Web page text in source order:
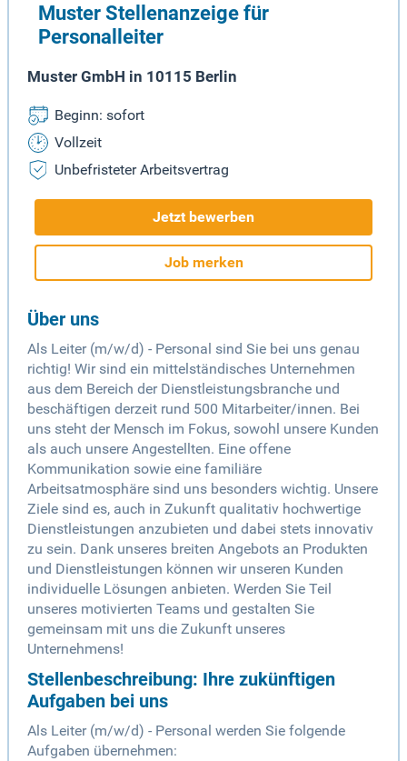
Muster Stellenanzeige für
Personalleiter
Muster GmbH in 10115 Berlin
Beginn: sofort
Vollzeit
Unbefristeter Arbeitsvertrag
Jetzt bewerben
Job merken
Über uns
Als Leiter (m/w/d) - Personal sind Sie bei uns genau
richtig! Wir sind ein mittelständisches Unternehmen
aus dem Bereich der Dienstleistungsbranche und
beschäftigen derzeit rund 500 Mitarbeiter/innen. Bei
uns steht der Mensch im Fokus, sowohl unsere Kunden
als auch unsere Angestellten. Eine offene
Kommunikation sowie eine familiäre
Arbeitsatmosphäre sind uns besonders wichtig. Unsere
Ziele sind es, auch in Zukunft qualitativ hochwertige
Dienstleistungen anzubieten und dabei stets innovativ
zu sein. Dank unseres breiten Angebots an Produkten
und Dienstleistungen können wir unseren Kunden
individuelle Lösungen anbieten. Werden Sie Teil
unseres motivierten Teams und gestalten Sie
gemeinsam mit uns die Zukunft unseres
Unternehmens!
Stellenbeschreibung: Ihre zukünftigen
Aufgaben bei uns
Als Leiter (m/w/d) - Personal werden Sie folgende
Aufgaben übernehmen: